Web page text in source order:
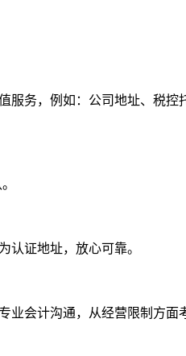
服务，例如：公司地址、税
认证地址，放心可靠。
业会计沟通，从经营限制方